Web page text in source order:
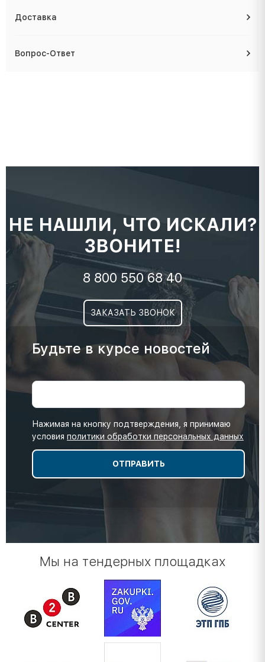
Доставка
Вопрос-Ответ
НЕ НАШЛИ, ЧТО ИСКАЛИ?
ЗВОНИТЕ!
8 800 550 68 40
ЗАКАЗАТЬ ЗВОНОК
Будьте в курсе новостей
Нажимая на кнопку подтверждения, я принимаю
условия политики обработки персональных данных
Мы на тендерных площадках